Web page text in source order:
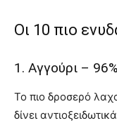
Οι 10 πιο
1. Αγγούρι –
Το πιο δροσερό
δίνει